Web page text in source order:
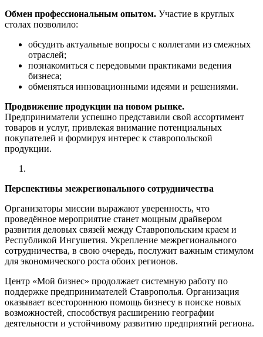
Обмен профессиональным опытом. Участие в круглых
столах позволило:
обсудить актуальные вопросы с коллегами из смежных
отраслей;
познакомиться с передовыми практиками ведения
бизнеса;
обменяться инновационными идеями и решениями.
Продвижение продукции на новом рынке.
Предприниматели успешно представили свой ассортимент
товаров и услуг, привлекая внимание потенциальных
покупателей и формируя интерес к ставропольской
продукции.
Перспективы межрегионального сотрудничества
Организаторы миссии выражают уверенность, что
проведённое мероприятие станет мощным драйвером
развития деловых связей между Ставропольским краем и
Республикой Ингушетия. Укрепление межрегионального
сотрудничества, в свою очередь, послужит важным стимулом
для экономического роста обоих регионов.
Центр «Мой бизнес» продолжает системную работу по
поддержке предпринимателей Ставрополья. Организация
оказывает всестороннюю помощь бизнесу в поиске новых
возможностей, способствуя расширению географии
деятельности и устойчивому развитию предприятий региона.